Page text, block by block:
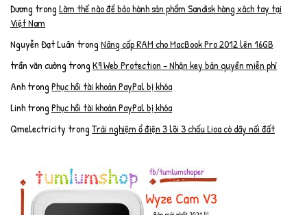
Dương trongLàm thế nào để bảo hành sản phẩm Sandisk hàng xách tay tại
Việt Nam
Nguyễn Đạt Luân trongNâng cấp RAM cho MacBook Pro 2012 lên 16GB
trần văn cường trongK9 Web Protection – Nhận key bản quyền miễn phí
AnhtrongPhục hồi tài khoản PayPal bị khóa
LinhtrongPhục hồi tài khoản PayPal bị khóa
Qmelectricity trongTrải nghiệm ổ điện 3 lõi 3 chấu Lioa có dây nối đất